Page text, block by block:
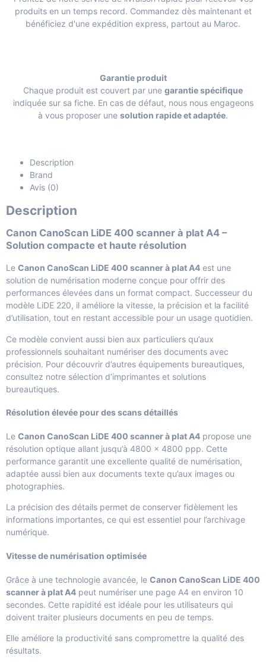
produits en un temps record. Commandez dès maintenant et
bénéficiez d'une expédition express, partout au Maroc.
Garantie produit
Chaque produit est couvert par une garantie spécifique
indiquée sur sa fiche. En cas de défaut, nous nous engageons
à vous proposer une solution rapide et adaptée.
Description
Brand
Avis (0)
Description
Canon CanoScan LiDE 400 scanner à plat A4 –
Solution compacte et haute résolution
Le Canon CanoScan LiDE 400 scanner à plat A4 est une
solution de numérisation moderne conçue pour offrir des
performances élevées dans un format compact. Successeur du
modèle LiDE 220, il améliore la vitesse, la précision et la facilité
d’utilisation, tout en restant accessible pour un usage quotidien.
Ce modèle convient aussi bien aux particuliers qu’aux
professionnels souhaitant numériser des documents avec
précision. Pour découvrir d’autres équipements bureautiques,
consultez notre sélection d’imprimantes et solutions
bureautiques.
Résolution élevée pour des scans détaillés
Le Canon CanoScan LiDE 400 scanner à plat A4 propose une
résolution optique allant jusqu’à 4800 × 4800 ppp. Cette
performance garantit une excellente qualité de numérisation,
adaptée aussi bien aux documents texte qu’aux images ou
photographies.
La précision des détails permet de conserver fidèlement les
informations importantes, ce qui est essentiel pour l’archivage
numérique.
Vitesse de numérisation optimisée
Grâce à une technologie avancée, le Canon CanoScan LiDE 400
scanner à plat A4 peut numériser une page A4 en environ 10
secondes. Cette rapidité est idéale pour les utilisateurs qui
doivent traiter plusieurs documents en peu de temps.
Elle améliore la productivité sans compromettre la qualité des
résultats.